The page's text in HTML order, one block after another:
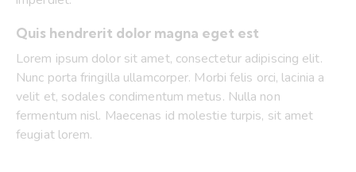
Quis hendrerit dolor magna eget est
Lorem ipsum dolor sit amet, consectetur adipiscing elit.
Nunc porta fringilla ullamcorper. Morbi felis orci, lacinia a
velit et, sodales condimentum metus. Nulla non
fermentum nisl. Maecenas id molestie turpis, sit amet
feugiat lorem.